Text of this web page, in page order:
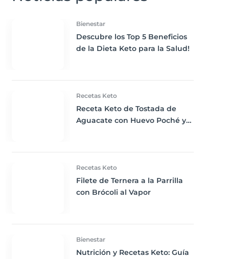
Bienestar
Descubre los Top 5 Beneficios
de la Dieta Keto para la Salud!
Recetas Keto
Receta Keto de Tostada de
Aguacate con Huevo Poché y
Recetas Keto
Filete de Ternera a la Parrilla
con Brócoli al Vapor
Bienestar
Nutrición y Recetas Keto: Guía